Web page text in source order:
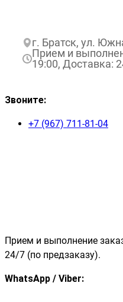
г. Братск, ул.
Прием и
19:00, Доставка:
Звоните:
+7 (967) 711-81-04
Прием и выполнение
24/7 (по предзаказу).
WhatsApp / Viber: